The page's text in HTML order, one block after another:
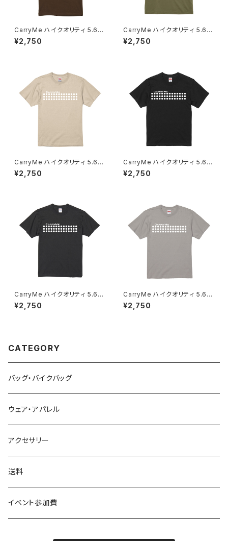
CarryMe ハイクオリティ 5.6o
z Tシャツ チョコレート
¥2,750
CarryMe ハイクオリティ 5.6o
z Tシャツ マットオリーブ
¥2,750
CarryMe ハイクオリティ 5.6o
z Tシャツ キャメルブラウン
¥2,750
CarryMe ハイクオリティ 5.6o
z Tシャツ ブラック
¥2,750
CarryMe ハイクオリティ 5.6o
z Tシャツ グラファイト
¥2,750
CarryMe ハイクオリティ 5.6o
z Tシャツ マットルナグレー
¥2,750
CATEGORY
バッグ・バイクバッグ
ウェア・アパレル
アクセサリー
送料
イベント参加費